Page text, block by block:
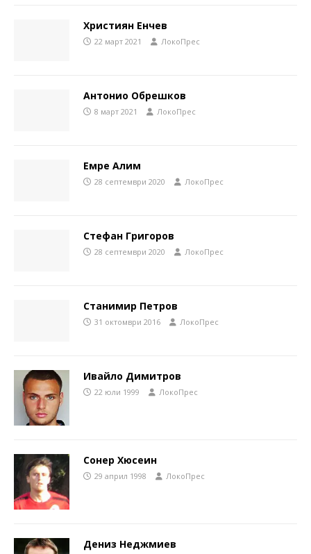
Християн Енчев
22 март 2021 ЛокоПрес
Антонио Обрешков
8 март 2021 ЛокоПрес
Емре Алим
28 септември 2020 ЛокоПрес
Стефан Григоров
28 септември 2020 ЛокоПрес
Станимир Петров
31 октомври 2016 ЛокоПрес
Ивайло Димитров
22 юли 1999 ЛокоПрес
Сонер Хюсеин
29 април 1998 ЛокоПрес
Дениз Неджмиев